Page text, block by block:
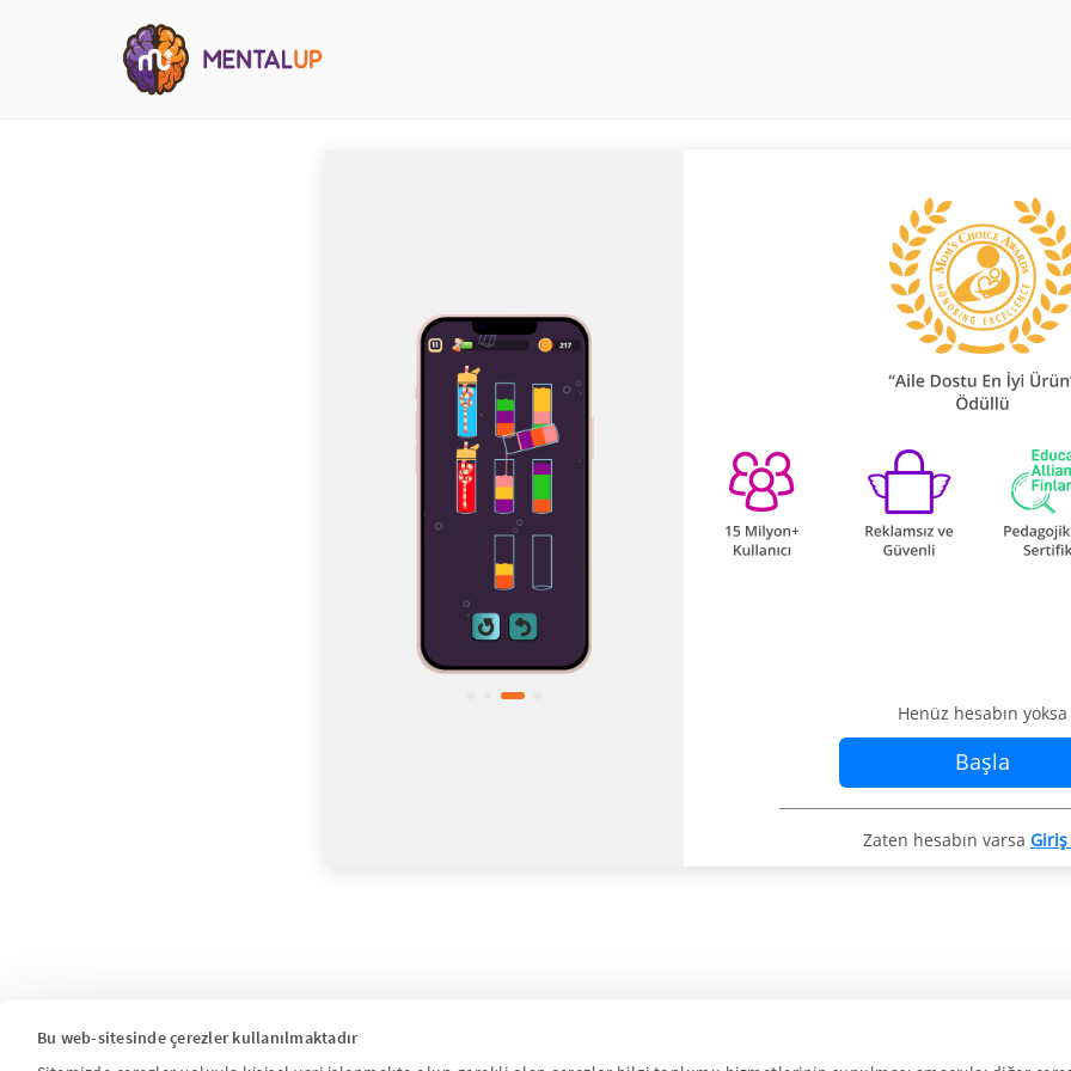
Bu web-sitesinde çerezler kullanılmaktadır
Henüz hesabın yoksa
Başla
Zaten hesabın varsa Giriş